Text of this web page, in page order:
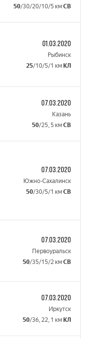
50/30/20/10/5 км СВ
01.03.2020
Рыбинск
25/10/5/1 км КЛ
07.03.2020
Казань
50/25, 5 км СВ
07.03.2020
Южно-Сахалинск
50/30/5/1 км СВ
07.03.2020
Первоуральск
50/35/15/2 км СВ
07.03.2020
Иркутск
50/36, 22, 1 км КЛ